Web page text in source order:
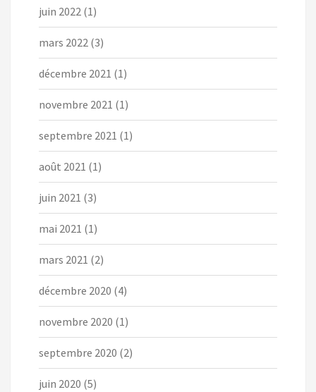
juin 2022 (1)
mars 2022 (3)
décembre 2021 (1)
novembre 2021 (1)
septembre 2021 (1)
août 2021 (1)
juin 2021 (3)
mai 2021 (1)
mars 2021 (2)
décembre 2020 (4)
novembre 2020 (1)
septembre 2020 (2)
juin 2020 (5)